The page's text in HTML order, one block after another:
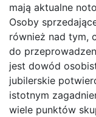
mają aktualne
Osoby
również nad tym,
do
jest dowód
jubilerskie
istotnym
wiele punktów